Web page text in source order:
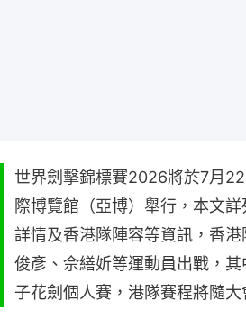
世界劍擊錦標賽2026將於7月
際博覽館（亞博）舉行，本文
詳情及香港隊陣容等資訊，香
俊彥、佘繕妡等運動員出戰，
子花劍個人賽，港隊賽程將隨大